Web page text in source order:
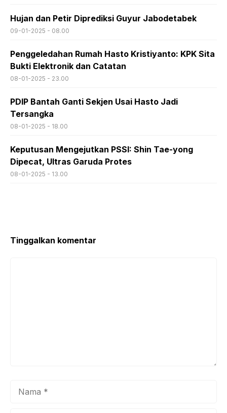
Hujan dan Petir Diprediksi Guyur Jabodetabek
09-01-2025 - 08.00
Penggeledahan Rumah Hasto Kristiyanto: KPK Sita
Bukti Elektronik dan Catatan
08-01-2025 - 23.00
PDIP Bantah Ganti Sekjen Usai Hasto Jadi
Tersangka
08-01-2025 - 18.00
Keputusan Mengejutkan PSSI: Shin Tae-yong
Dipecat, Ultras Garuda Protes
08-01-2025 - 13.00
Tinggalkan komentar